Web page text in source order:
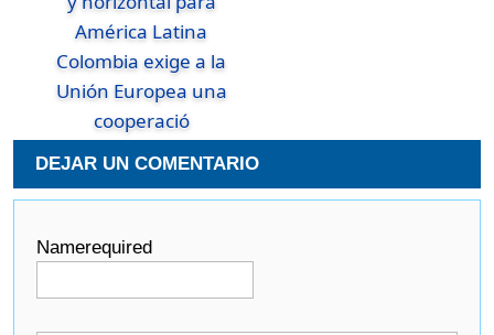
Colombia exige a la
Unión Europea una
cooperació
DEJAR UN COMENTARIO
Namerequired